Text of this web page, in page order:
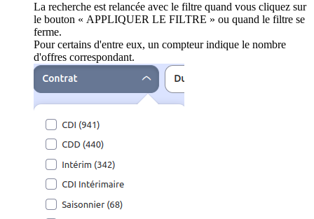
La recherche est relancée avec le filtre quand vous cliquez sur
le bouton « APPLIQUER LE FILTRE » ou quand le filtre se
ferme.
Pour certains d'entre eux, un compteur indique le nombre
d'offres correspondant.